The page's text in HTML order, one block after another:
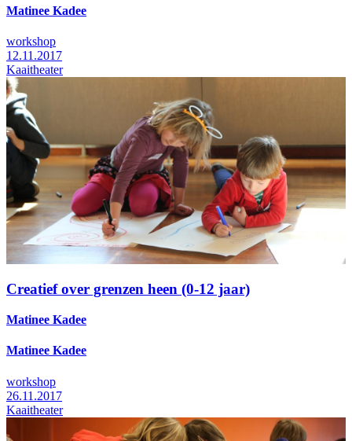
Matinee Kadee
workshop
12.11.2017
Kaaitheater
Creatief over grenzen heen (0-12 jaar)
Matinee Kadee
Matinee Kadee
workshop
26.11.2017
Kaaitheater